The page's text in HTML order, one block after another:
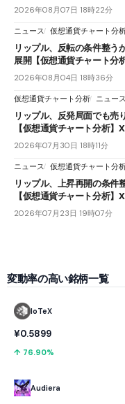
2026年08月07日 18時22分
ニュース 仮想通貨チャート分
リップル、反転の条件整
展開【仮想通貨チャート分
2026年08月04日 18時36分
仮想通貨チャート分析 ニュース
リップル、反発局面でも
【仮想通貨チャート分析
2026年07月30日 18時11分
ニュース 仮想通貨チャート分
リップル、上昇再開の条件
【仮想通貨チャート分析
2026年07月23日 19時07分
変動率の高い銘柄一覧
IoTeX
¥0.5899
↑ 76.90%
Audiera